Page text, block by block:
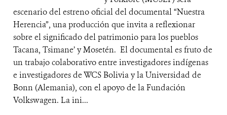
escenario del estreno oficial del documental “Nuestra
Herencia”, una producción que invita a reflexionar
sobre el significado del patrimonio para los pueblos
Tacana, Tsimane’ y Mosetén. El documental es fruto de
un trabajo colaborativo entre investigadores indígenas
e investigadores de WCS Bolivia y la Universidad de
Bonn (Alemania), con el apoyo de la Fundación
Volkswagen. La ini...